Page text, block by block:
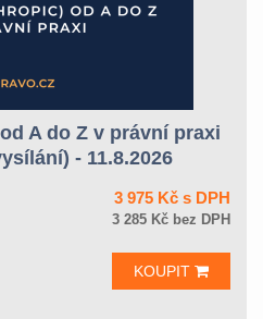
A do Z v právní praxi
- 11.8.2026
3 975 Kč s DPH
3 285 Kč bez DPH
KOUPIT